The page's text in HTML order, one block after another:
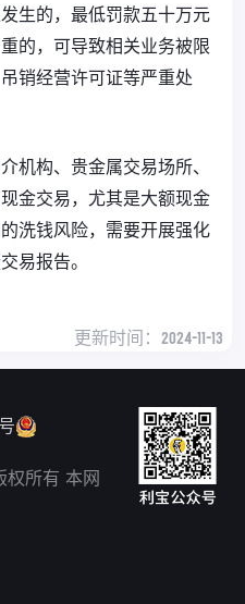
生的，最低罚款五十万元
的，可导致相关业务被限
销经营许可证等严重处
机构、贵金属交易场所、
金交易，尤其是大额现金
洗钱风险，需要开展强化
易报告。
更新时间： 2024-11-13
所有 本网